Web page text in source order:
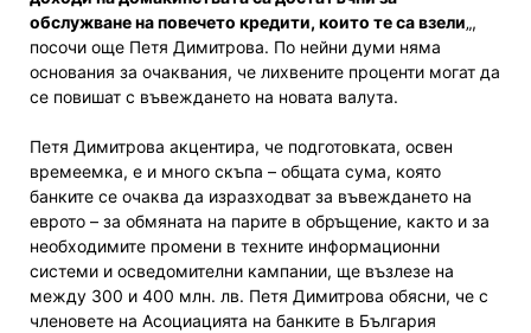
обслужване на повечето кредити, които те са взели„,
посочи още Петя Димитрова. По нейни думи няма
основания за очаквания, че лихвените проценти могат да
се повишат с въвеждането на новата валута.
Петя Димитрова акцентира, че подготовката, освен
времеемка, е и много скъпа – общата сума, която
банките се очаква да изразходват за въвеждането на
еврото – за обмяната на парите в обръщение, както и за
необходимите промени в техните информационни
системи и осведомителни кампании, ще възлезе на
между 300 и 400 млн. лв. Петя Димитрова обясни, че с
членовете на Асоциацията на банките в България